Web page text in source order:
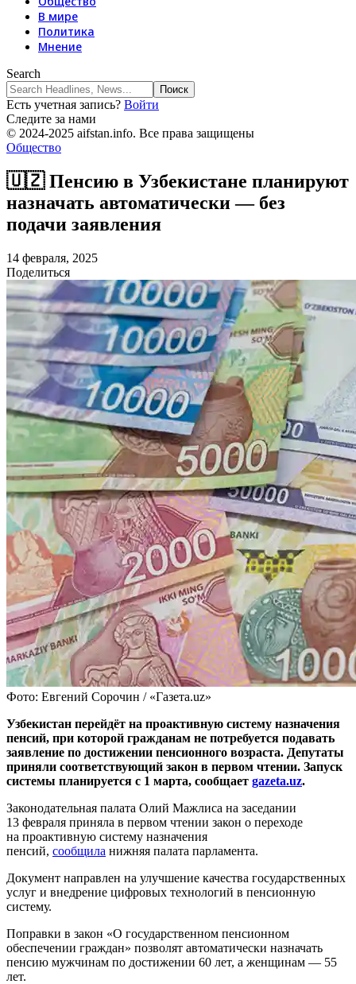
В мире
Политика
Мнение
Search
Есть учетная запись? Войти
Следите за нами
© 2024-2025 aifstan.info. Все права защищены
Общество
🇺🇿 Пенсию в Узбекистане планируют
назначать автоматически — без
подачи заявления
14 февраля, 2025
Поделиться
Фото: Евгений Сорочин / «Газета.uz»
Узбекистан перейдёт на проактивную систему назначения
пенсий, при которой гражданам не потребуется подавать
заявление по достижении пенсионного возраста. Депутаты
приняли соответствующий закон в первом чтении. Запуск
системы планируется с 1 марта, сообщает gazeta.uz.
Законодательная палата Олий Мажлиса на заседании
13 февраля приняла в первом чтении закон о переходе
на проактивную систему назначения
пенсий, сообщила нижняя палата парламента.
Документ направлен на улучшение качества государственных
услуг и внедрение цифровых технологий в пенсионную
систему.
Поправки в закон «О государственном пенсионном
обеспечении граждан» позволят автоматически назначать
пенсию мужчинам по достижении 60 лет, а женщинам — 55
лет.